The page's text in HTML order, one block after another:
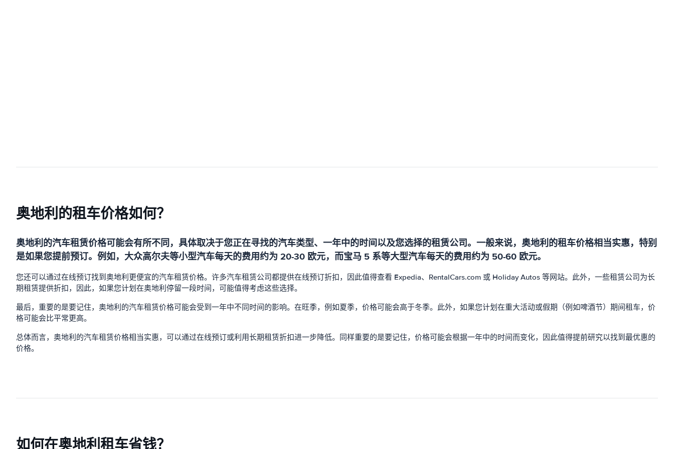
奥地利的租车价格如何？
奥地利的汽车租赁价格可能会有所不同，具体取决于您正在寻找的汽车类型、一年中的时间以及您选择的租赁公司。一般来说，奥地利的租车价格相当实惠，特别
是如果您提前预订。例如，大众高尔夫等小型汽车每天的费用约为 20-30 欧元，而宝马 5 系等大型汽车每天的费用约为 50-60 欧元。
您还可以通过在线预订找到奥地利更便宜的汽车租赁价格。许多汽车租赁公司都提供在线预订折扣，因此值得查看 Expedia、RentalCars.com 或 Holiday Autos 等网站。此外，一些租赁公司为长
期租赁提供折扣，因此，如果您计划在奥地利停留一段时间，可能值得考虑这些选择。
最后，重要的是要记住，奥地利的汽车租赁价格可能会受到一年中不同时间的影响。在旺季，例如夏季，价格可能会高于冬季。此外，如果您计划在重大活动或假期（例如啤酒节）期间租车，价
格可能会比平常更高。
总体而言，奥地利的汽车租赁价格相当实惠，可以通过在线预订或利用长期租赁折扣进一步降低。同样重要的是要记住，价格可能会根据一年中的时间而变化，因此值得提前研究以找到最优惠的
价格。
如何在奥地利租车省钱？